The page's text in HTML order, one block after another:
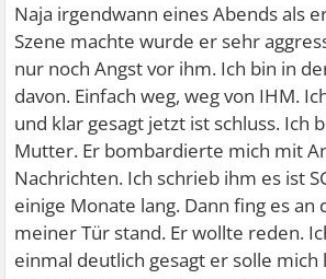
Naja irgendwann eines Abends als
Szene machte wurde er sehr
nur noch Angst vor ihm. Ich bin in
davon. Einfach weg, weg von IHM.
und klar gesagt jetzt ist schluss. Ich
Mutter. Er bombardierte mich mit
Nachrichten. Ich schrieb ihm es ist
einige Monate lang. Dann fing es an
meiner Tür stand. Er wollte reden.
einmal deutlich gesagt er solle mich